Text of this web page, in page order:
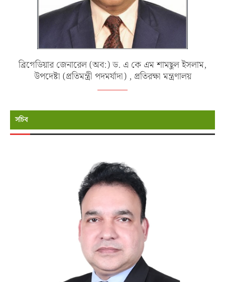
ব্রিগেডিয়ার জেনারেল (অব:) ড. এ কে এম শামছুল ইসলাম,
উপদেষ্টা (প্রতিমন্ত্রী পদমর্যাদা) , প্রতিরক্ষা মন্ত্রণালয়
সচিব